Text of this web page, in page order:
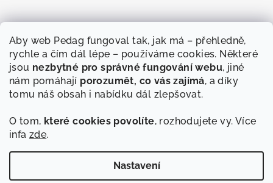
Aby web Pedag fungoval tak, jak má – přehledně,
rychle a čím dál lépe – používáme cookies. Některé
jsou nezbytné pro správné fungování webu, jiné
nám pomáhají porozumět, co vás zajímá, a díky
tomu náš obsah i nabídku dál zlepšovat.
O tom, které cookies povolíte, rozhodujete vy. Více
infa zde.
Nastavení
Sledovat na Instagramu